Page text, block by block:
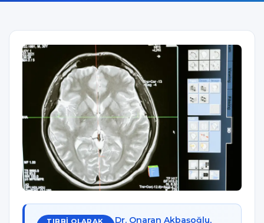
TIBBI OLARAK
Dr. Onaran Akbaşoğlu,